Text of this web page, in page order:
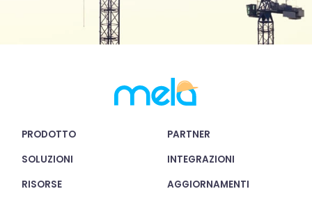
analizzare il nostro traffico. Condividiamo inoltre
informazioni sul modo in cui utilizzi il nostro sito con i
nostri partner che si occupano di analisi dei dati web,
con altre informazioni che hai fornito loro o che hanno
raccolto dal tuo utilizzo dei loro servizi.
PRODOTTO
SOLUZIONI
RISORSE
PARTNER
INTEGRAZIONI
AGGIORNAMENTI